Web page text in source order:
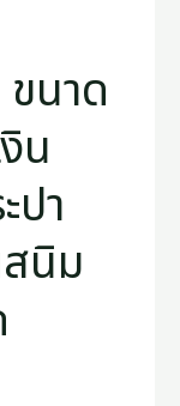
นาด
น
ปา
นิม